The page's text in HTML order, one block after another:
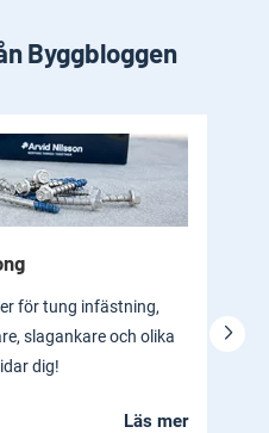
Byggbloggen
för tung infästning,
slagankare och olika
dig!
Läs mer